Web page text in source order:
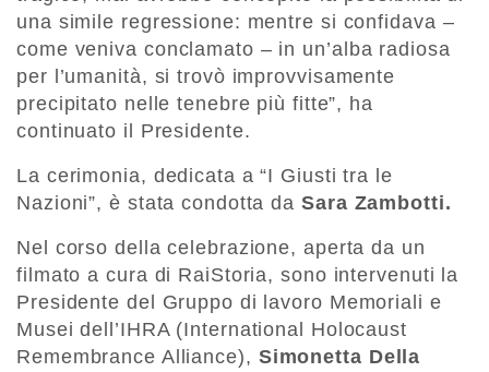
una simile regressione: mentre si confidava –
come veniva conclamato – in un’alba radiosa
per l’umanità, si trovò improvvisamente
precipitato nelle tenebre più fitte”, ha
continuato il Presidente.
La cerimonia, dedicata a “I Giusti tra le
Nazioni”, è stata condotta da Sara Zambotti.
Nel corso della celebrazione, aperta da un
filmato a cura di RaiStoria, sono intervenuti la
Presidente del Gruppo di lavoro Memoriali e
Musei dell’IHRA (International Holocaust
Remembrance Alliance), Simonetta Della